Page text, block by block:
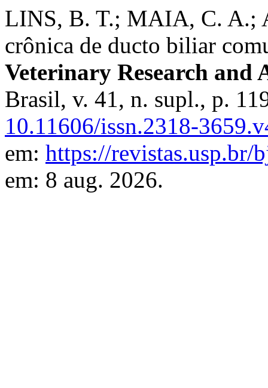
LINS, B. T.; MAIA, C. A.;
crônica de ducto biliar
Veterinary Research and
Brasil, v. 41, n. supl., p.
10.11606/issn.2318-
em: https://revistas.usp.br/
em: 8 aug. 2026.